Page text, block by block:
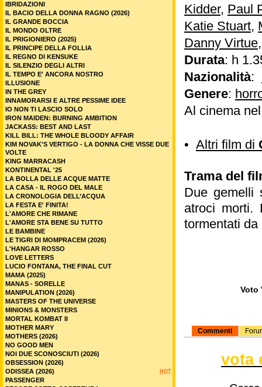
Kidder, Paul
Katie Stuart,
Danny Virtue
Durata: h
Nazionalità:
Genere:
Al cinema
• Altri film di
Trama del
Due gemelli
atroci morti.
tormentati
Voto
Commenti
vota
IBRIDAZIONI
IL BACIO DELLA DONNA RAGNO (2026)
IL GRANDE BOCCIA
IL MONDO OLTRE
IL PRIGIONIERO (2025)
IL PRINCIPE DELLA FOLLIA
IL REGNO DI KENSUKE
IL SILENZIO DEGLI ALTRI
IL TEMPO E' ANCORA NOSTRO
ILLUSIONE
IN THE GREY
INNAMORARSI E ALTRE PESSIME IDEE
IO NON TI LASCIO SOLO
IRON MAIDEN: BURNING AMBITION
JACKASS: BEST AND LAST
KILL BILL: THE WHOLE BLOODY AFFAIR
KIM NOVAK'S VERTIGO - LA DONNA CHE VISSE DUE
VOLTE
KING MARRACASH
KONTINENTAL '25
LA BOLLA DELLE ACQUE MATTE
LA CASA - IL ROGO DEL MALE
LA CRONOLOGIA DELL’ACQUA
LA FESTA E' FINITA!
L'AMORE CHE RIMANE
L'AMORE STA BENE SU TUTTO
LE BAMBINE
LE TIGRI DI MOMPRACEM (2026)
L'HANGAR ROSSO
LOVE LETTERS
LUCIO FONTANA, THE FINAL CUT
MAMA (2025)
MANAS - SORELLE
MANIPULATION (2026)
MASTERS OF THE UNIVERSE
MINIONS & MONSTERS
MORTAL KOMBAT II
MOTHER MARY
MOTHERS (2026)
NO GOOD MEN
NOI DUE SCONOSCIUTI (2026)
OBSESSION (2026)
HOT
ODISSEA (2026)
PASSENGER